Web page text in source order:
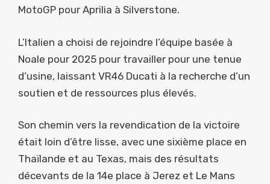
MotoGP pour Aprilia à Silverstone.
L’Italien a choisi de rejoindre l’équipe basée à
Noale pour 2025 pour travailler pour une tenue
d’usine, laissant VR46 Ducati à la recherche d’un
soutien et de ressources plus élevés.
Son chemin vers la revendication de la victoire
était loin d’être lisse, avec une sixième place en
Thaïlande et au Texas, mais des résultats
décevants de la 14e place à Jerez et Le Mans